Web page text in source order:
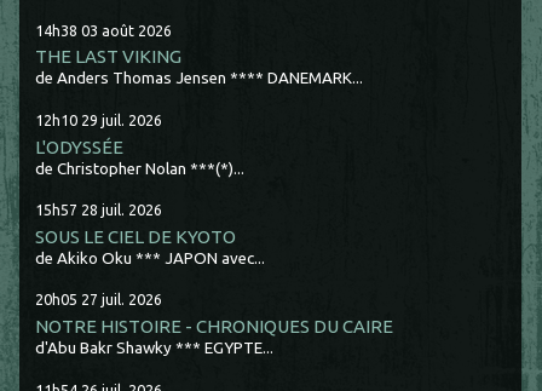
14h38 03 août 2026
THE LAST VIKING
de Anders Thomas Jensen **** DANEMARK...
12h10 29 juil. 2026
L'ODYSSÉE
de Christopher Nolan ***(*)...
15h57 28 juil. 2026
SOUS LE CIEL DE KYOTO
de Akiko Oku *** JAPON avec...
20h05 27 juil. 2026
NOTRE HISTOIRE - CHRONIQUES DU CAIRE
d'Abu Bakr Shawky *** EGYPTE...